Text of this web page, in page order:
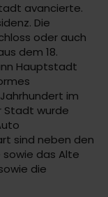
avancierte.
Die
oder auch
dem 18.
Hauptstadt
im
Stadt wurde
sind neben den
das Alte
die